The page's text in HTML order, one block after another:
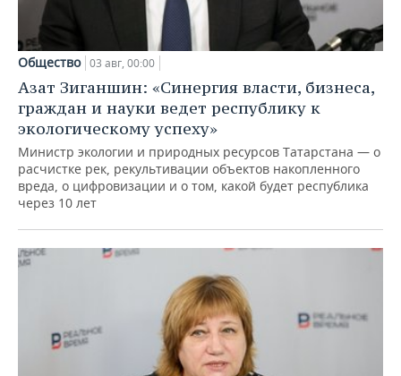
Общество 03 авг, 00:00
Азат Зиганшин: «Синергия власти, бизнеса,
граждан и науки ведет республику к
экологическому успеху»
Министр экологии и природных ресурсов Татарстана — о
расчистке рек, рекультивации объектов накопленного
вреда, о цифровизации и о том, какой будет республика
через 10 лет